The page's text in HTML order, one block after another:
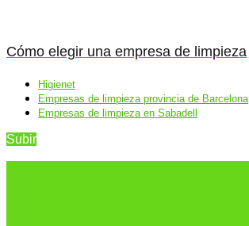
Cómo elegir una empresa de limpieza
Higienet
Empresas de limpieza provincia de Barcelona
Empresas de limpieza en Sabadell
Subir